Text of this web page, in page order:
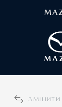
ЗМІНИТИ